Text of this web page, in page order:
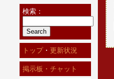
検索：
トップ・ 更新状況
掲示板・チャット